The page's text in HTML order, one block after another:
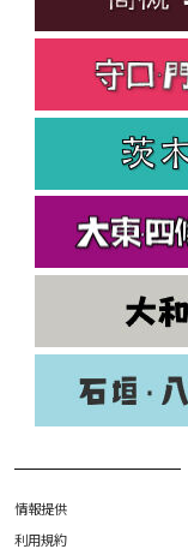
情報提供
利用規約